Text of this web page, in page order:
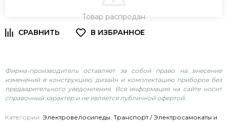
Товар распродан
Фирма-производитель оставляет за собой право на внесение
изменений в конструкцию, дизайн и комплектацию приборов без
предварительного уведомления. Вся информация на сайте носит
справочный характер и не является публичной офертой.
Категории: Электровелосипеды, Транспорт / Электросамокаты и